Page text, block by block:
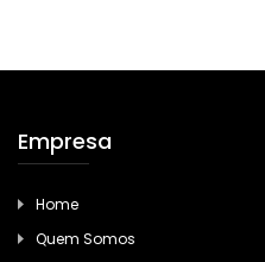
Empresa
Home
Quem Somos